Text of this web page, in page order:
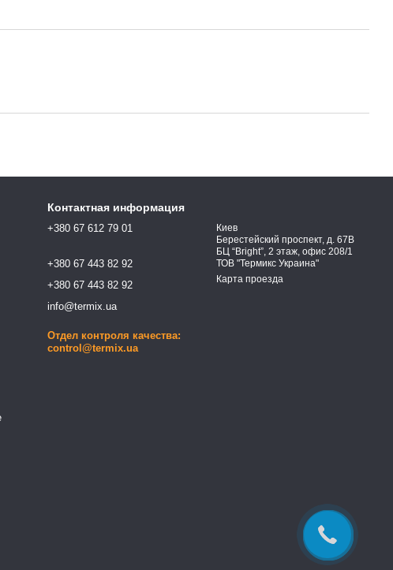
Контактная информация
+380 67 612 79 01
+380 67 443 82 92
+380 67 443 82 92
info@termix.ua
Отдел контроля качества:
control@termix.ua
Киев
Берестейский проспект, д. 67В
БЦ “Bright”, 2 этаж, офис 208/1
ТОВ "Термикс Украина"
Карта проезда